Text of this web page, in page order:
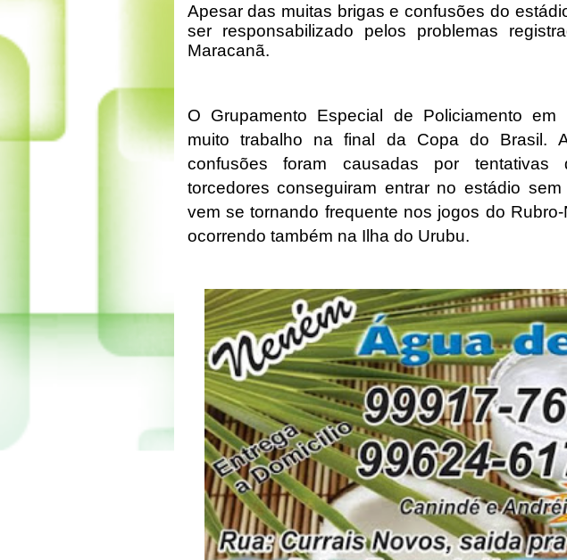
Apesar das muitas brigas e confusões do
ser responsabilizado pelos problemas
Maracanã.
O Grupamento Especial de Policiamento em
muito trabalho na final da Copa do Brasil.
confusões foram causadas por tentativas
torcedores conseguiram entrar no estádio
vem se tornando frequente nos jogos do
ocorrendo também na Ilha do Urubu.